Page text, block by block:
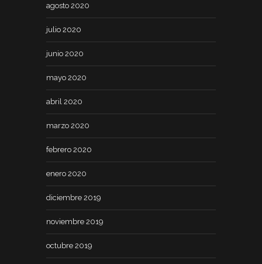
agosto 2020
julio 2020
junio 2020
mayo 2020
abril 2020
marzo 2020
febrero 2020
enero 2020
diciembre 2019
noviembre 2019
octubre 2019